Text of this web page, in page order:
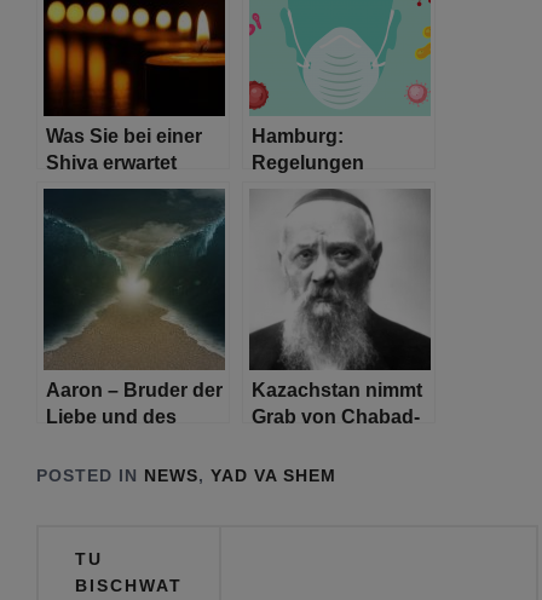
Was Sie bei einer
Shiva erwartet
Hamburg:
Regelungen
ermöglichen
öffentliches und
gesellschaftliches
Leben unter
Vorsichtsmaßnahmen
Aaron – Bruder der
Liebe und des
Kazachstan nimmt
Grab von Chabad-
nationales
POSTED IN NEWS, YAD VA SHEM
Beitragsnavigation
TU
BISCHWAT